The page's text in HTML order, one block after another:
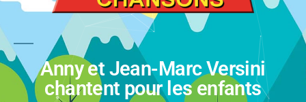
Anny et Jean-Marc Versini
chantent pour les enfants